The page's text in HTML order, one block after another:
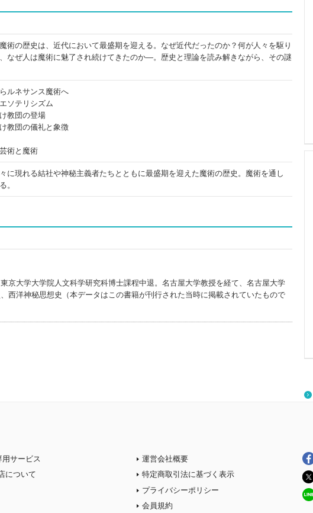
術の歴史は、近代において最盛期を迎える。なぜ近代だったのか？何が人々を駆り
なぜ人は魔術に魅了され続けてきたのか―。歴史と理論を読み解きながら、その謎
ルネサンス魔術へ
ソテリシズム
教団の登場
教団の儀礼と象徴
術と魔術
に現れる結社や神秘主義者たちとともに最盛期を迎えた魔術の歴史。魔術を通し
。
京大学大学院人文科学研究科博士課程中退。名古屋大学教授を経て、名古屋大学
西洋神秘思想史（本データはこの書籍が刊行された当時に掲載されていたもので
用サービス
について
運営会社概要
特定商取引法に基づく表示
プライバシーポリシー
会員規約